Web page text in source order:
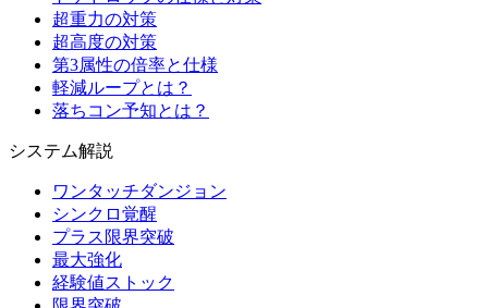
超重力の対策
超高度の対策
第3属性の倍率と仕様
軽減ループとは？
落ちコン予知とは？
システム解説
ワンタッチダンジョン
シンクロ覚醒
プラス限界突破
最大強化
経験値ストック